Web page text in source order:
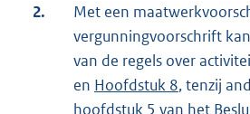
2.
Met een
vergunningvoorschrift
van de regels over
en Hoofdstuk 8, tenzij
hoofdstuk 5 van het